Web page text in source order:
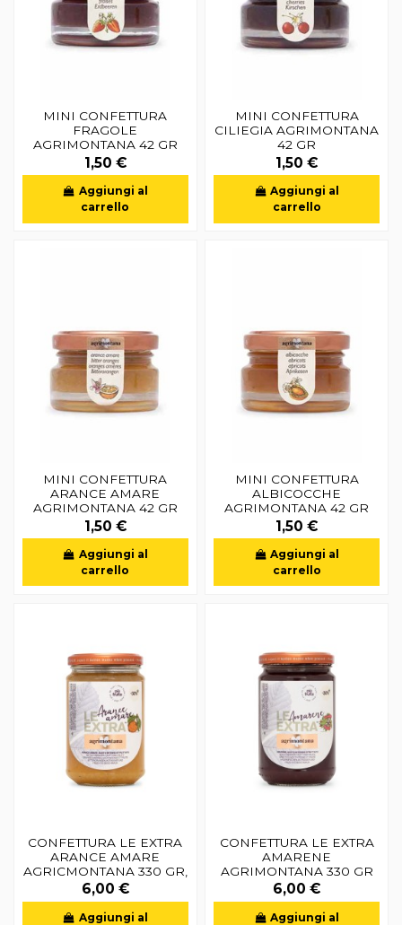
MINI CONFETTURA
FRAGOLE
AGRIMONTANA 42 GR
1,50 €
Aggiungi al
carrello
MINI CONFETTURA
CILIEGIA AGRIMONTANA
42 GR
1,50 €
Aggiungi al
carrello
MINI CONFETTURA
ARANCE AMARE
AGRIMONTANA 42 GR
1,50 €
Aggiungi al
carrello
MINI CONFETTURA
ALBICOCCHE
AGRIMONTANA 42 GR
1,50 €
Aggiungi al
carrello
CONFETTURA LE EXTRA
ARANCE AMARE
AGRICMONTANA 330 GR,
6,00 €
Aggiungi al
CONFETTURA LE EXTRA
AMARENE
AGRIMONTANA 330 GR
6,00 €
Aggiungi al